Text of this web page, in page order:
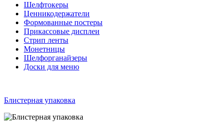
Шелфтокеры
Ценникодержатели
Формованные постеры
Прикассовые дисплеи
Стрип ленты
Монетницы
Шелфорганайзеры
Доски для меню
Блистерная упаковка